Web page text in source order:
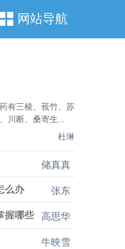
网站导航
三棱、莪竹、苏
川断、桑寄生...
杜琳
储真真
张东
么办
高思华
握哪些
牛映雪